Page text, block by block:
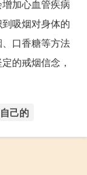
加心血管疾病
吸烟对身体的
口香糖等方法
的戒烟信念，
自己的